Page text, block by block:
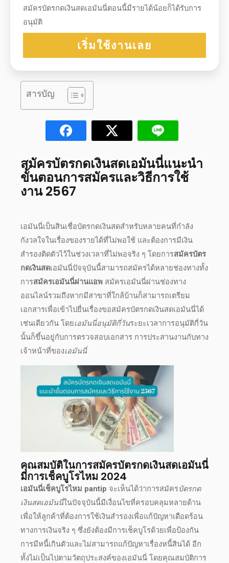
สมัครบัตรกดเงินสดเอมันนี่ตอนนี้มีรายได้น้อยก็ได้รับการ
อนุมัติ
เริ่มใช้งานเลย
สารบัญ
สมัครบัตรกดเงินสดเอมันนี่แนะนำ
ขั้นตอนการสมัครและวิธีการใช้
งาน2567
เอมันนี่เป็นสินเชื่อบัตรกดเงินสดสำหรับหลายคนที่กำลัง
กังวลใจในเรื่องของรายได้ที่ไม่พอใช้ และต้องการมีเงิน
สำรองติดตัวไว้ในช่วงเวลาที่ไม่พอจริง ๆ โดยการสมัครบัตร
กดเงินสดเอมันนี่ปัจจุบันนี้สามารถสมัครได้หลายช่องทางทั้ง
การสมัครเอมันนี่ผ่านแอพ สมัครเอมันนี่ผ่านช่องทาง
ออนไลน์รวมถึงหากมีสาขาที่ใกล้บ้านก็สามารถเตรียม
เอกสารเพื่อเข้าไปยื่นเรื่องขอสมัครบัตรกดเงินสดเอมันนี่ได้
เช่นเดียวกัน โดยเอมันนี่อนุมัติกี่วันระยะเวลาการอนุมัติกี่วัน
นั้นก็ขึ้นอยู่กับการตรวจสอบเอกสาร การประสานงานกับทาง
เจ้าหน้าที่ของเอมันนี่
คุณสมบัติในการสมัครบัตรกดเงินสดเอมันนี่
มีการเช็คบูโรไหม 2024
เอมันนี่เช็คบูโรไหม pantip จะเห็นได้ว่าการสมัครบัตรกด
เงินสดเอมันนี่ในปัจจุบันนี้มีเงื่อนไขที่ครอบคลุมหลายด้าน
เพื่อให้ลูกค้าที่ต้องการใช้เงินสำรองเพื่อแก้ปัญหาเดือดร้อน
ทางการเงินจริง ๆ ซึ่งยังต้องมีการเช็คบูโรด้วยเพื่อป้องกัน
การมีหนี้เกินตัวและไม่สามารถแก้ปัญหาเรื่องหนี้สินได้ อีก
ทั้งไม่เป็นไปตามวัตถุประสงค์ของเอมันนี่ โดยคุณสมบัติการ